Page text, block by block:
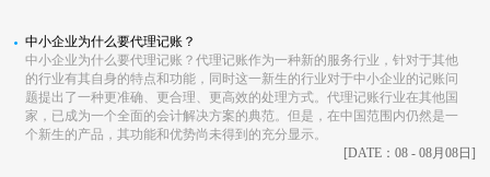
中小企业为什么要代理记账？
中小企业为什么要代理记账？代理记账作为一种新的服务行业，针对于其他
的行业有其自身的特点和功能，同时这一新生的行业对于中小企业的记账问
题提出了一种更准确、更合理、更高效的处理方式。代理记账行业在其他国
家，已成为一个全面的会计解决方案的典范。但是，在中国范围内仍然是一
个新生的产品，其功能和优势尚未得到的充分显示。
[DATE：08 - 08月08日]